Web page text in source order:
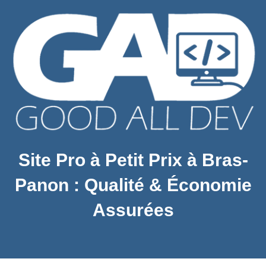
Site Pro à Petit Prix à Bras-
Panon : Qualité & Économie
Assurées